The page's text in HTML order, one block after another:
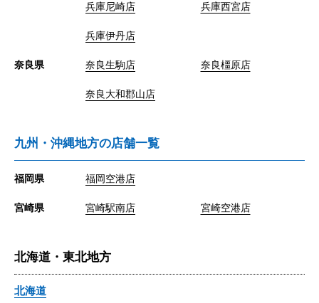
兵庫尼崎店 兵庫西宮店
兵庫伊丹店
奈良県 奈良生駒店 奈良橿原店
奈良大和郡山店
九州・沖縄地方の店舗一覧
福岡県 福岡空港店
宮崎県 宮崎駅南店 宮崎空港店
北海道・東北地方
北海道